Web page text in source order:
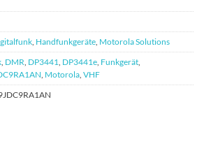
Handfunkgeräte Motorola Solutions
DMR DP3441 DP3441e Funkgerät
Motorola VHF